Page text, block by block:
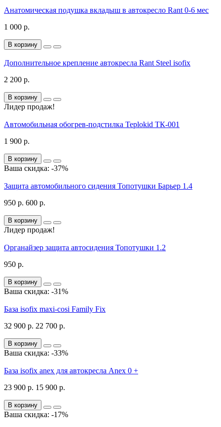
Анатомическая подушка вкладыш в автокресло Rant 0-6 мес
1 000 р.
В корзину
Дополнительное крепление автокресла Rant Steel isofix
2 200 р.
В корзину
Лидер продаж!
Автомобильная обогрев-подстилка Teplokid ТК-001
1 900 р.
В корзину
Ваша скидка: -37%
Защита автомобильного сидения Топотушки Барьер 1.4
950 р. 600 р.
В корзину
Лидер продаж!
Органайзер защита автосидения Топотушки 1.2
950 р.
В корзину
Ваша скидка: -31%
База isofix maxi-cosi Family Fix
32 900 р. 22 700 р.
В корзину
Ваша скидка: -33%
База isofix anex для автокресла Anex 0 +
23 900 р. 15 900 р.
В корзину
Ваша скидка: -17%